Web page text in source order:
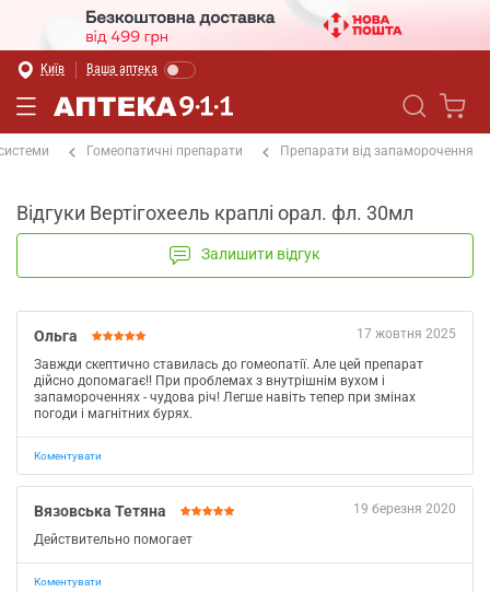
Київ Ваша аптека
Гомеопатичні препарати Препарати від запаморочення
Відгуки Вертігохеель краплі орал. фл. 30мл
Залишити відгук
17 жовтня 2025
Ольга
Завжди скептично ставилась до гомеопатії. Але цей препарат
дійсно допомагає!! При проблемах з внутрішнім вухом і
запамороченнях - чудова річ! Легше навіть тепер при змінах
погоди і магнітних бурях.
Коментувати
19 березня 2020
Вязовська Тетяна
Действительно помогает
Коментувати